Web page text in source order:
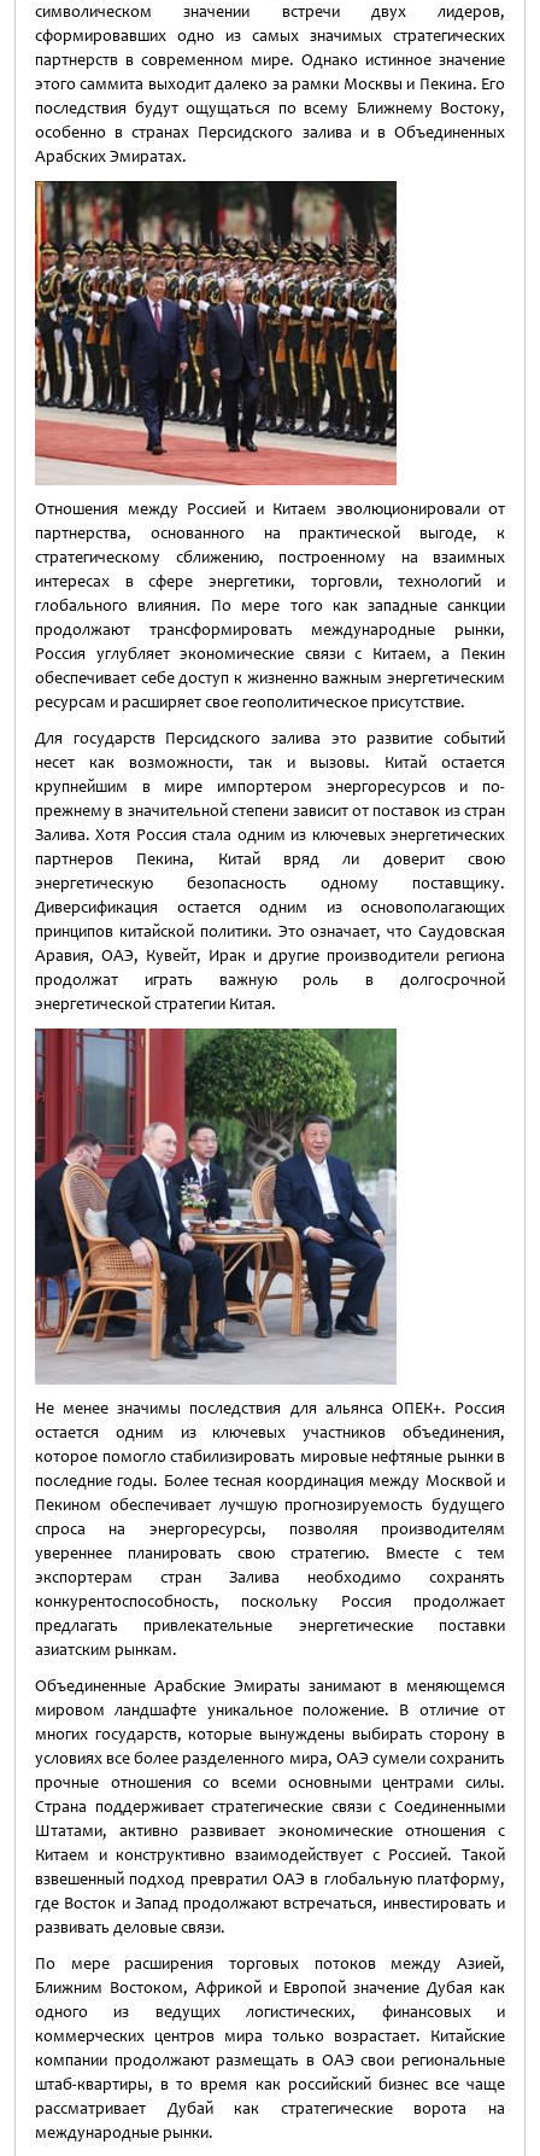
символическом значении встречи двух лидеров,
сформировавших одно из самых значимых стратегических
партнерств в современном мире. Однако истинное значение
этого саммита выходит далеко за рамки Москвы и Пекина. Его
последствия будут ощущаться по всему Ближнему Востоку,
особенно в странах Персидского залива и в Объединенных
Арабских Эмиратах.
Отношения между Россией и Китаем эволюционировали от
партнерства, основанного на практической выгоде, к
стратегическому сближению, построенному на взаимных
интересах в сфере энергетики, торговли, технологий и
глобального влияния. По мере того как западные санкции
продолжают трансформировать международные рынки,
Россия углубляет экономические связи с Китаем, а Пекин
обеспечивает себе доступ к жизненно важным энергетическим
ресурсам и расширяет свое геополитическое присутствие.
Для государств Персидского залива это развитие событий
несет как возможности, так и вызовы. Китай остается
крупнейшим в мире импортером энергоресурсов и по-
прежнему в значительной степени зависит от поставок из стран
Залива. Хотя Россия стала одним из ключевых энергетических
партнеров Пекина, Китай вряд ли доверит свою
энергетическую безопасность одному поставщику.
Диверсификация остается одним из основополагающих
принципов китайской политики. Это означает, что Саудовская
Аравия, ОАЭ, Кувейт, Ирак и другие производители региона
продолжат играть важную роль в долгосрочной
энергетической стратегии Китая.
Не менее значимы последствия для альянса ОПЕК+. Россия
остается одним из ключевых участников объединения,
которое помогло стабилизировать мировые нефтяные рынки в
последние годы. Более тесная координация между Москвой и
Пекином обеспечивает лучшую прогнозируемость будущего
спроса на энергоресурсы, позволяя производителям
увереннее планировать свою стратегию. Вместе с тем
экспортерам стран Залива необходимо сохранять
конкурентоспособность, поскольку Россия продолжает
предлагать привлекательные энергетические поставки
азиатским рынкам.
Объединенные Арабские Эмираты занимают в меняющемся
мировом ландшафте уникальное положение. В отличие от
многих государств, которые вынуждены выбирать сторону в
условиях все более разделенного мира, ОАЭ сумели сохранить
прочные отношения со всеми основными центрами силы.
Страна поддерживает стратегические связи с Соединенными
Штатами, активно развивает экономические отношения с
Китаем и конструктивно взаимодействует с Россией. Такой
взвешенный подход превратил ОАЭ в глобальную платформу,
где Восток и Запад продолжают встречаться, инвестировать и
развивать деловые связи.
По мере расширения торговых потоков между Азией,
Ближним Востоком, Африкой и Европой значение Дубая как
одного из ведущих логистических, финансовых и
коммерческих центров мира только возрастает. Китайские
компании продолжают размещать в ОАЭ свои региональные
штаб-квартиры, в то время как российский бизнес все чаще
рассматривает Дубай как стратегические ворота на
международные рынки.